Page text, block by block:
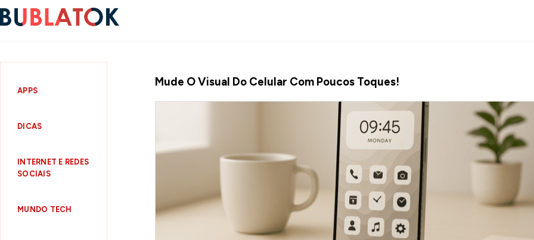
APPS
DICAS
INTERNET E REDES
SOCIAIS
MUNDO TECH
Mude O Visual Do Celular Com Poucos Toques!